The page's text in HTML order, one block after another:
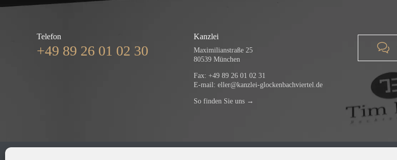
Telefon
+49 89 26 01 02 30
Kanzlei
Maximilianstraße 25
80539 München
Fax: +49 89 26 01 02 31
E-mail: eller@kanzlei-glockenbachviertel.de
So finden Sie uns →
